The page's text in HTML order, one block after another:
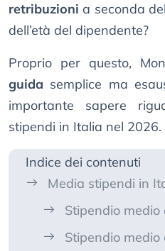
retribuzioni a seconda
dell’età del dipendente?
Proprio per questo,
guida semplice ma
importante sapere
stipendi in Italia nel 2026.
Indice dei contenuti
Media stipendi in
Stipendio
Stipendio